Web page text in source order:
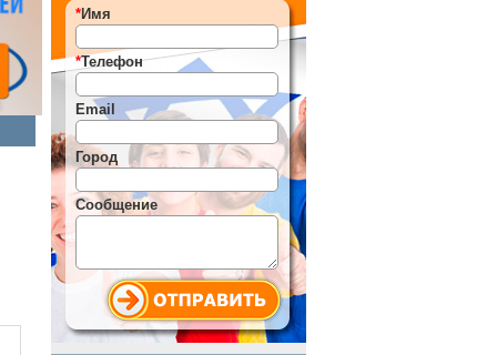
*Имя
*Телефон
Email
Город
Сообщение